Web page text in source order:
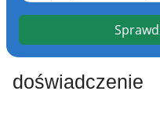
doświadczenie